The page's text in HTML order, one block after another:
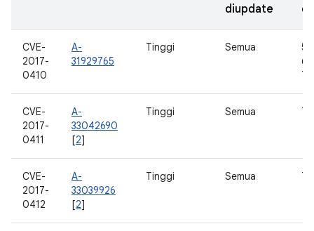
diupdate
CVE-
2017-
0410
A-
31929765
Tinggi Semua
CVE-
2017-
0411
A-
33042690
[2]
Tinggi Semua
CVE-
2017-
0412
A-
33039926
[2]
Tinggi Semua